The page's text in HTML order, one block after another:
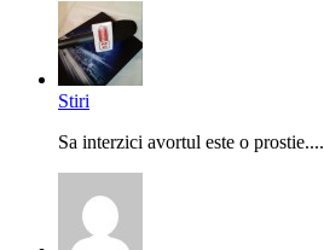
Stiri
Sa interzici avortul este o prostie....